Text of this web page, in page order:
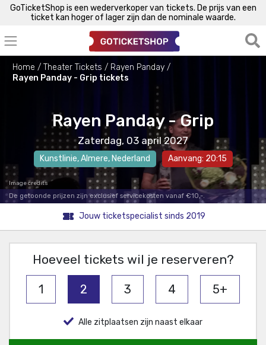
GoTicketShop is een wederverkoper van tickets. De prijs van een
ticket kan hoger of lager zijn dan de nominale waarde.
Home Theater Tickets
Rayen Panday
Rayen Panday - Grip tickets
Rayen Panday - Grip
Zaterdag, 03 april 2027
Kunstlinie,Almere, Nederland Aanvang: 20:15
Image credits
De getoonde prijzen zijn exclusief servicekosten vanaf €10,-.
Jouw ticketspecialist sinds 2019
Hoeveel tickets wil je reserveren?
1 2 3 4 5+
Alle zitplaatsen zijn naast elkaar